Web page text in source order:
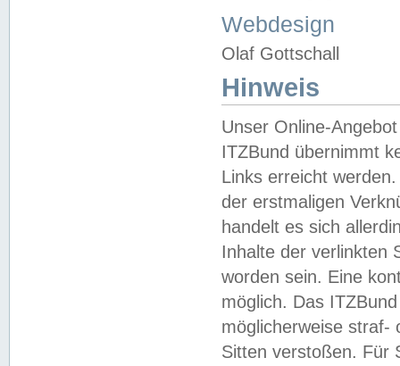
Webdesign
Olaf Gottschall
Hinweis
Unser Online-
ITZBund übernimmt
Links erreicht
der erstmaligen
handelt es sich
Inhalte der verlinkten
worden sein. Eine
möglich. Das
möglicherweise straf-
Sitten verstoßen. Für